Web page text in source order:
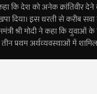
कहा कि देश को अनेक क्रांतिवीर
दिया। इस धरती से करीब
श्री मोदी ने कहा कि
तीन प्रथम अर्थव्यवस्थाओं में